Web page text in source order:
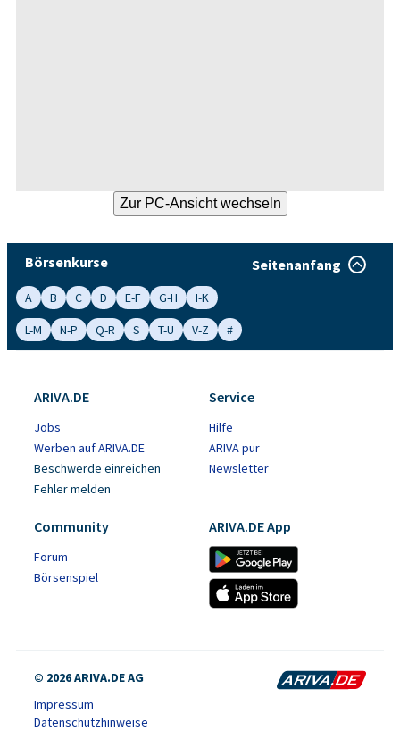
Börsenkurse Seitenanfang
A B C D E-F G-H
I-K
L-M
N-P Q-R S T-U V-Z #
ARIVA.DE
Jobs
Werben auf ARIVA.DE
Beschwerde einreichen
Fehler melden
Service
Hilfe
ARIVA pur
Newsletter
Community
Forum
Börsenspiel
ARIVA.DE App
© 2026 ARIVA.DE AG
Impressum
Datenschutzhinweise